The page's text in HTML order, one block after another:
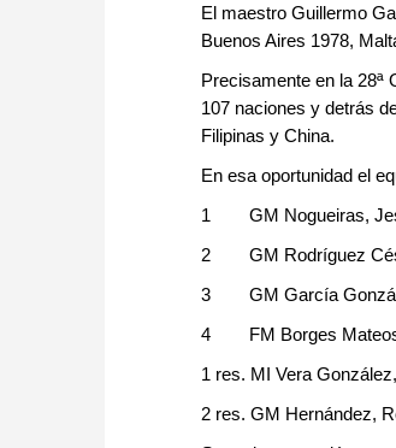
El maestro Guillermo
Buenos Aires 1978,
Precisamente en la 28ª
107 naciones y detrás
Filipinas y China.
En esa oportunidad el
1 GM
2 GM Rodríguez
3 GM García
4 FM Borges
1 res. MI Vera
2 res. GM